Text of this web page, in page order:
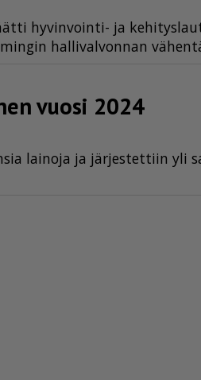
hy­vin­voin­ti- ja
hal­li­val­von­nan
vuosi 2024
lai­no­ja ja jär­jes­tet­tiin yli